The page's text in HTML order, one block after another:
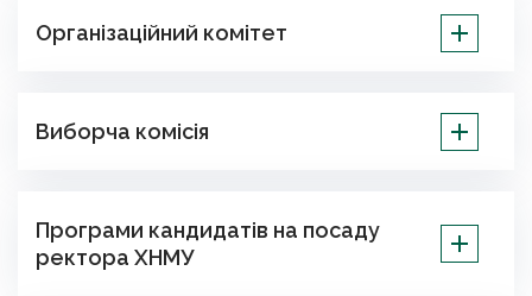
Організаційний комітет
Виборча комісія
Програми кандидатів на посаду
ректора ХНМУ